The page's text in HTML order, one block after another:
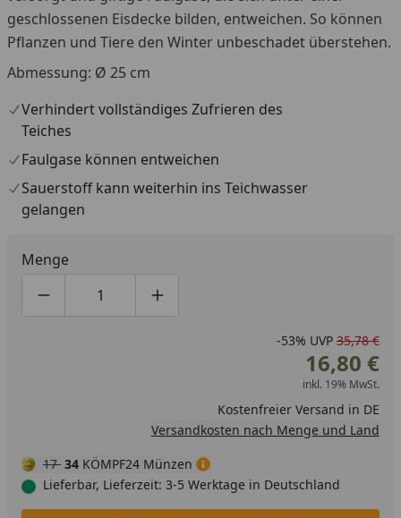
geschlossenen Eisdecke bilden, entweichen. So können
Pflanzen und Tiere den Winter unbeschadet überstehen.
Abmessung: Ø 25 cm
Verhindert vollständiges Zufrieren des
Teiches
Faulgase können entweichen
Sauerstoff kann weiterhin ins Teichwasser
gelangen
Menge
Produktmenge um eins verringern
Produktmenge manuell eingeben
Produktmenge um eins erhöhen
-53% UVP 35,78 €
16,80 €
inkl. 19% MwSt.
Kostenfreier Versand in DE
Versandkosten nach Menge und Land
17 34 KÖMPF24 Münzen
Lieferbar, Lieferzeit: 3-5 Werktage in Deutschland